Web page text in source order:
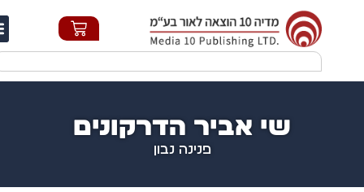
שי אביר הדרקונים
פנינה נבון